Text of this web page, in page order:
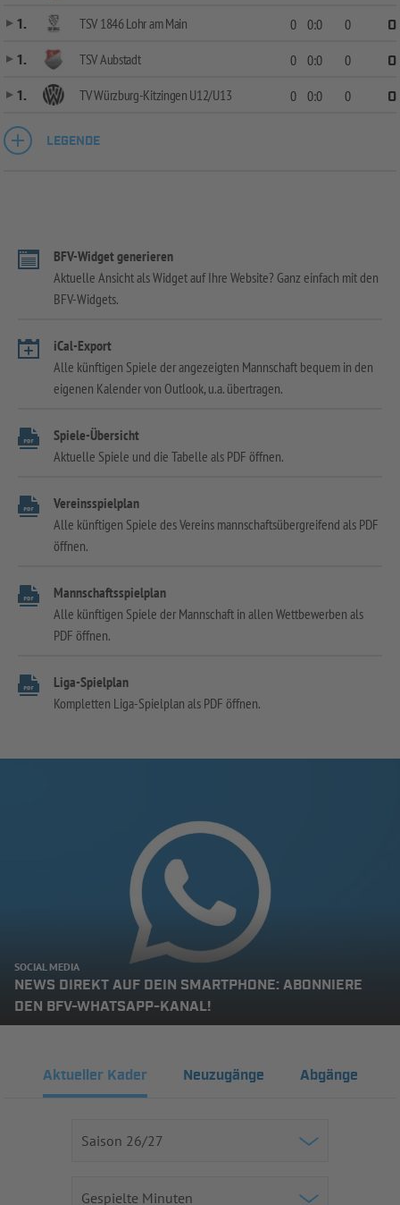
1.
TSV 1846 Lohr am Main 0 0:0 0
0
1.
TSV Aubstadt 0 0:0 0
0
1.
TV Würzburg-Kitzingen U12/U13 0 0:0 0 0
LEGENDE
BFV-Widget generieren
Aktuelle Ansicht als Widget auf Ihre Website? Ganz einfach mit den
BFV-Widgets.
iCal-Export
Alle künftigen Spiele der angezeigten Mannschaft bequem in den
eigenen Kalender von Outlook, u.a. übertragen.
Spiele-Übersicht
Aktuelle Spiele und die Tabelle als PDF öffnen.
Vereinsspielplan
Alle künftigen Spiele des Vereins mannschaftsübergreifend als PDF
öffnen.
Mannschaftsspielplan
Alle künftigen Spiele der Mannschaft in allen Wettbewerben als
PDF öffnen.
Liga-Spielplan
Kompletten Liga-Spielplan als PDF öffnen.
SOCIAL MEDIA
NEWS DIREKT AUF DEIN SMARTPHONE: ABONNIERE
DEN BFV-WHATSAPP-KANAL!
Aktueller Kader Neuzugänge Abgänge